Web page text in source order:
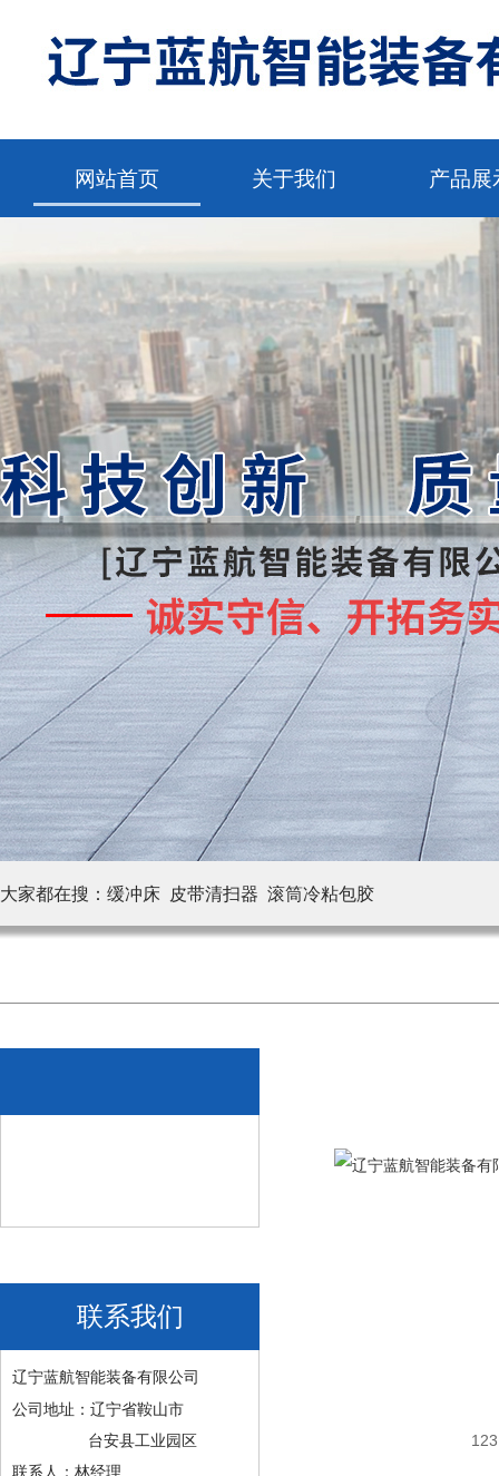
网站首页 关于我们 产品展
大家都在搜： 缓冲床 皮带清扫器 滚筒冷粘包胶
联系我们
辽宁蓝航智能装备有限公司
公司地址：辽宁省鞍山市
台安县工业园区
联系人：林经理
123